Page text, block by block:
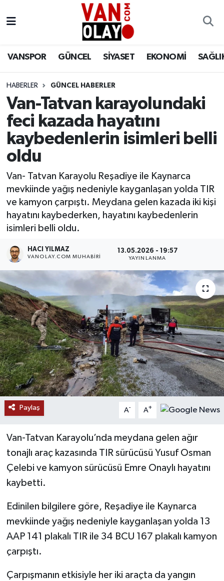
VANSPOR GÜNCEL SİYASET EKONOMİ
HABERLER GÜNCEL HABERLER
Van-Tatvan karayolundaki
feci kazada hayatını
kaybedenlerin isimleri belli
oldu
Van- Tatvan Karayolu Reşadiye ile Kaynarca
mevkiinde yağış nedeniyle kayganlaşan yolda TIR
ve kamyon çarpıştı. Meydana gelen kazada iki kişi
hayatını kaybederken, hayatını kaybedenlerin
isimleri belli oldu.
HACI YILMAZ
VANOLAY.COM MUHABIRI
13.05.2026 - 19:57
YAYINLANMA
Paylaş A- A+
Van-Tatvan Karayolu’nda meydana gelen ağır
tonajlı araç kazasında TIR sürücüsü Yusuf Osman
Çelebi ve kamyon sürücüsü Emre Onaylı hayatını
kaybetti.
Edinilen bilgilere göre, Reşadiye ile Kaynarca
mevkiinde yağış nedeniyle kayganlaşan yolda 13
AAP 141 plakalı TIR ile 34 BCU 167 plakalı kamyon
çarpıştı.
Çarpışmanın etkisiyle her iki araçta da yangın
Siyaset
Ekonomi
Sağlık
Bilim & Teknoloji
Dünya
Van Nöbetçi Eczaneler
Van Namaz Vakitleri
Van Trafik Yoğunluk Haritası
Süper Lig Puan Durumu ve Fikstür
Son Dakika Haberleri
Haber Arşivi